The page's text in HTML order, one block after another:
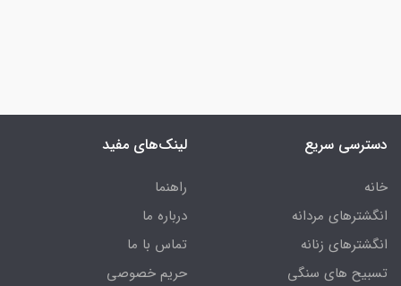
دسترسی سریع
خانه
انگشترهای مردانه
انگشترهای زنانه
تسبیح های سنگی
لینک‌های مفید
راهنما
درباره ما
تماس با ما
حریم خصوصی